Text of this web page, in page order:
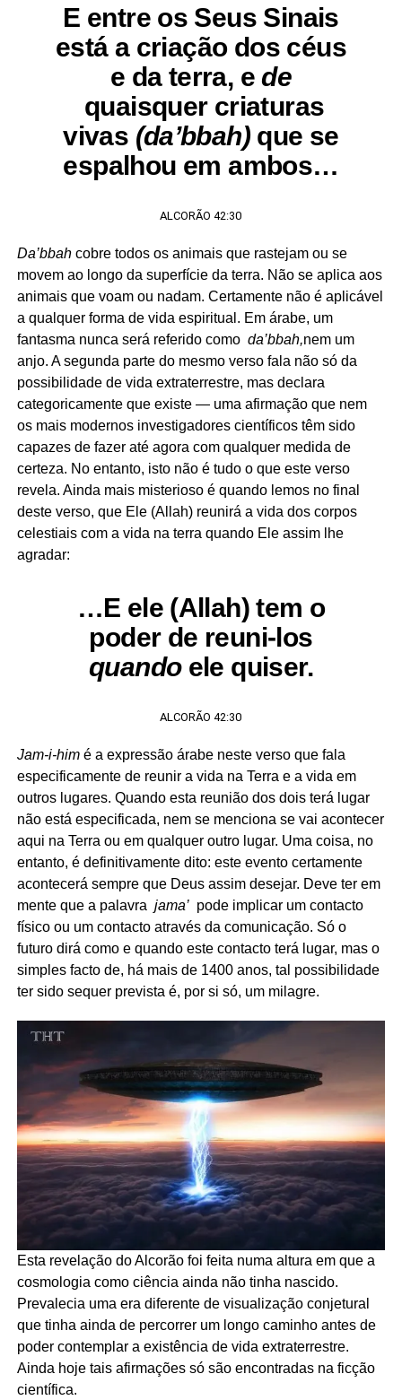
E entre os Seus Sinais
está a criação dos céus
e da terra, ede
quaisquer criaturas
vivas (da’bbah) que se
espalhou em ambos…
ALCORÃO 42:30
Da’bbahcobre todos os animais que rastejam ou se
movem ao longo da superfície da terra. Não se aplica aos
animais que voam ou nadam. Certamente não é aplicável
a qualquer forma de vida espiritual. Em árabe, um
fantasma nunca será referido como da’bbah,nem um
anjo. A segunda parte do mesmo verso fala não só da
possibilidade de vida extraterrestre, mas declara
categoricamente que existe — uma afirmação que nem
os mais modernos investigadores científicos têm sido
capazes de fazer até agora com qualquer medida de
certeza. No entanto, isto não é tudo o que este verso
revela. Ainda mais misterioso é quando lemos no final
deste verso, que Ele (Allah) reunirá a vida dos corpos
celestiais com a vida na terra quando Ele assim lhe
agradar:
…E ele (Allah) tem o
poder de reuni-los
quando ele quiser.
ALCORÃO 42:30
Jam-i-himé a expressão árabe neste verso que fala
especificamente de reunir a vida na Terra e a vida em
outros lugares. Quando esta reunião dos dois terá lugar
não está especificada, nem se menciona se vai acontecer
aqui na Terra ou em qualquer outro lugar. Uma coisa, no
entanto, é definitivamente dito: este evento certamente
acontecerá sempre que Deus assim desejar. Deve ter em
mente que a palavra jama’pode implicar um contacto
físico ou um contacto através da comunicação. Só o
futuro dirá como e quando este contacto terá lugar, mas o
simples facto de, há mais de 1400 anos, tal possibilidade
ter sido sequer prevista é, por si só, um milagre.
Esta revelação do Alcorão foi feita numa altura em que a
cosmologia como ciência ainda não tinha nascido.
Prevalecia uma era diferente de visualização conjetural
que tinha ainda de percorrer um longo caminho antes de
poder contemplar a existência de vida extraterrestre.
Ainda hoje tais afirmações só são encontradas na ficção
científica.